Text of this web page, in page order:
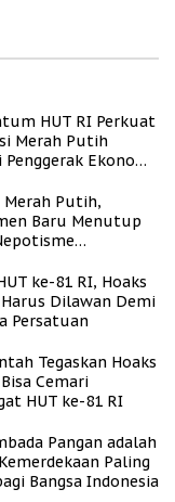
HUT RI Perkuat
Merah Putih
Penggerak Ekonomi
Merah Putih,
Baru Menutup
ke-81 RI, Hoaks
Dilawan Demi
Persatuan
Tegaskan Hoaks
Cemari
HUT ke-81 RI
Pangan adalah
Paling
Bangsa Indonesia